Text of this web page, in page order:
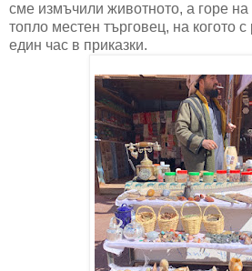
сме измъчили животното, а горе
топло местен търговец, на когото
един час в приказки.